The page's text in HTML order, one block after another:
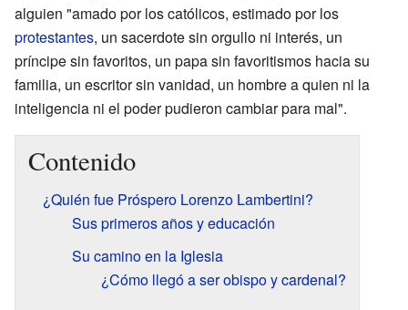
alguien "amado por los católicos, estimado por los
protestantes, un sacerdote sin orgullo ni interés, un
príncipe sin favoritos, un papa sin favoritismos hacia su
familia, un escritor sin vanidad, un hombre a quien ni la
inteligencia ni el poder pudieron cambiar para mal".
Contenido
¿Quién fue Próspero Lorenzo Lambertini?
Sus primeros años y educación
Su camino en la Iglesia
¿Cómo llegó a ser obispo y cardenal?